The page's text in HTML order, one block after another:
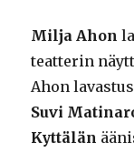
Milja Ahon
teatterin
Ahon
Suvi
Kyttälän